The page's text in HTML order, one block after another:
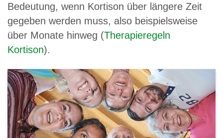
Bedeutung, wenn Kortison über längere Zeit
gegeben werden muss, also beispielsweise
über Monate hinweg (Therapieregeln
Kortison).